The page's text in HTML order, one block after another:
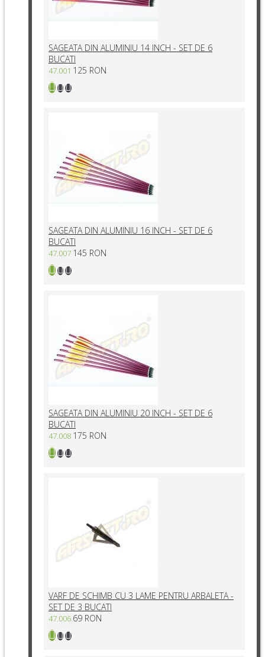
SAGEATA DIN ALUMINIU 14 INCH - SET DE 6
BUCATI
47.001 125 RON
SAGEATA DIN ALUMINIU 16 INCH - SET DE 6
BUCATI
47.007 145 RON
SAGEATA DIN ALUMINIU 20 INCH - SET DE 6
BUCATI
47.008 175 RON
VARF DE SCHIMB CU 3 LAME PENTRU ARBALETA -
SET DE 3 BUCATI
47.006 69 RON